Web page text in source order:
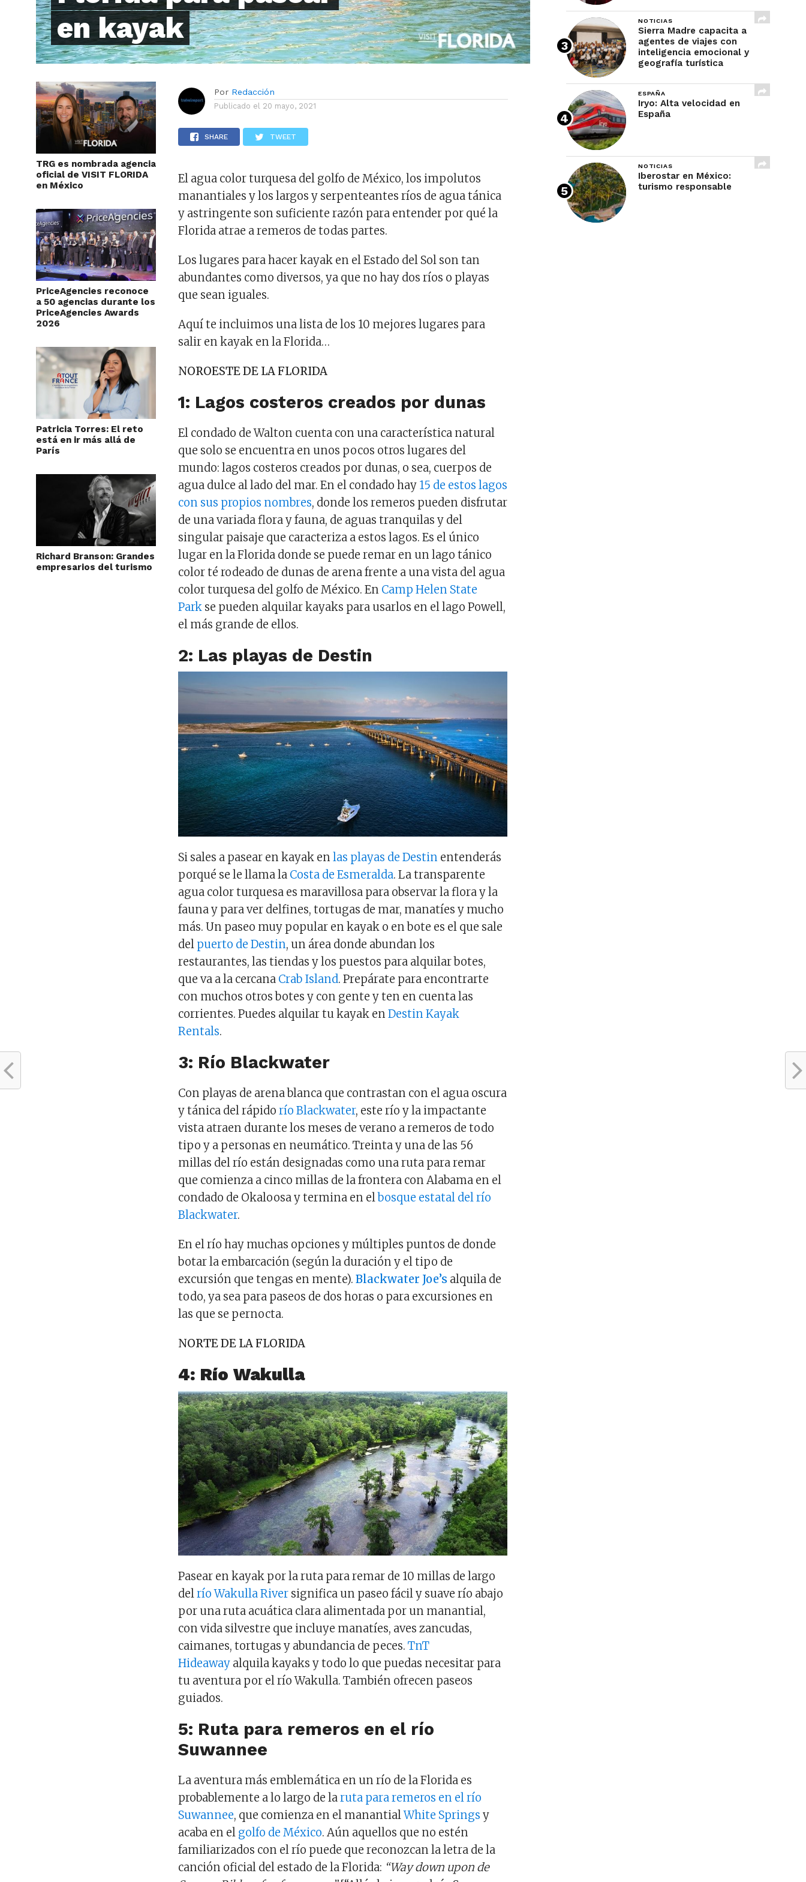
en kayak
TRG es nombrada agencia
oficial de VISIT FLORIDA
en México
PriceAgencies reconoce
a 50 agencias durante los
PriceAgencies Awards
2026
Patricia Torres: El reto
está en ir más allá de
París
Richard Branson: Grandes
empresarios del turismo
Por Redacción
Publicado el 20 mayo, 2021
SHARE TWEET
El agua color turquesa del golfo de México, los impolutos
manantiales y los largos y serpenteantes ríos de agua tánica
y astringente son suficiente razón para entender por qué la
Florida atrae a remeros de todas partes.
Los lugares para hacer kayak en el Estado del Sol son tan
abundantes como diversos, ya que no hay dos ríos o playas
que sean iguales.
Aquí te incluimos una lista de los 10 mejores lugares para
salir en kayak en la Florida…
NOROESTE DE LA FLORIDA
1: Lagos costeros creados por dunas
El condado de Walton cuenta con una característica natural
que solo se encuentra en unos pocos otros lugares del
mundo: lagos costeros creados por dunas, o sea, cuerpos de
agua dulce al lado del mar. En el condado hay 15 de estos lagos
con sus propios nombres, donde los remeros pueden disfrutar
de una variada flora y fauna, de aguas tranquilas y del
singular paisaje que caracteriza a estos lagos. Es el único
lugar en la Florida donde se puede remar en un lago tánico
color té rodeado de dunas de arena frente a una vista del agua
color turquesa del golfo de México. En Camp Helen State
Park se pueden alquilar kayaks para usarlos en el lago Powell,
el más grande de ellos.
2: Las playas de Destin
Si sales a pasear en kayak enlas playas de Destin entenderás
porqué se le llama la Costa de Esmeralda. La transparente
agua color turquesa es maravillosa para observar la flora y la
fauna y para ver delfines, tortugas de mar, manatíes y mucho
más. Un paseo muy popular en kayak o en bote es el que sale
del puerto de Destin, un área donde abundan los
restaurantes, las tiendas y los puestos para alquilar botes,
que va a la cercana Crab Island. Prepárate para encontrarte
con muchos otros botes y con gente y ten en cuenta las
corrientes. Puedes alquilar tu kayak enDestin Kayak
Rentals.
3: Río Blackwater
Con playas de arena blanca que contrastan con el agua oscura
y tánica del rápidorío Blackwater, este río y la impactante
vista atraen durante los meses de verano a remeros de todo
tipo y a personas en neumático. Treinta y una de las 56
millas del río están designadas como una ruta para remar
que comienza a cinco millas de la frontera con Alabama en el
condado de Okaloosa y termina en elbosque estatal del río
Blackwater.
En el río hay muchas opciones y múltiples puntos de donde
botar la embarcación (según la duración y el tipo de
excursión que tengas en mente).Blackwater Joe’s alquila de
todo, ya sea para paseos de dos horas o para excursiones en
las que se pernocta.
NORTE DE LA FLORIDA
4: Río Wakulla
Pasear en kayak por la ruta para remar de 10 millas de largo
delrío Wakulla River significa un paseo fácil y suave río abajo
por una ruta acuática clara alimentada por un manantial,
con vida silvestre que incluye manatíes, aves zancudas,
caimanes, tortugas y abundancia de peces.TnT
Hideaway alquila kayaks y todo lo que puedas necesitar para
tu aventura por el río Wakulla. También ofrecen paseos
guiados.
5: Ruta para remeros en el río
Suwannee
La aventura más emblemática en un río de la Florida es
probablemente a lo largo de laruta para remeros en el río
Suwannee, que comienza en el manantialWhite Springs y
acaba en el golfo de México. Aún aquellos que no estén
familiarizados con el río puede que reconozcan la letra de la
canción oficial del estado de la Florida: “Way down upon de
NOTICIAS
Sierra Madre capacita a
agentes de viajes con
inteligencia emocional y
geografía turística
ESPAÑA
Iryo: Alta velocidad en
España
NOTICIAS
Iberostar en México:
turismo responsable